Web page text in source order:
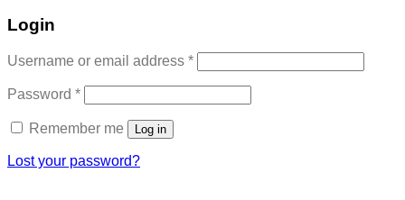
Login
Username or email address *Required
Password *Required
Remember me Log in
Lost your password?